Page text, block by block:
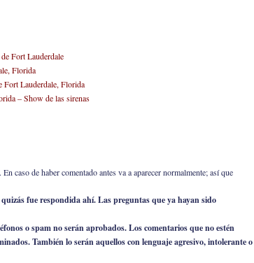
Fort Lauderdale
Florida
Lauderdale, Florida
– Show de las sirenas
caso de haber comentado antes va a aparecer normalmente; así que
fue respondida ahí. Las preguntas que ya hayan sido
o spam no serán aprobados. Los comentarios que no estén
También lo serán aquellos con lenguaje agresivo, intolerante o